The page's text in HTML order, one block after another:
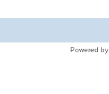
Powered by